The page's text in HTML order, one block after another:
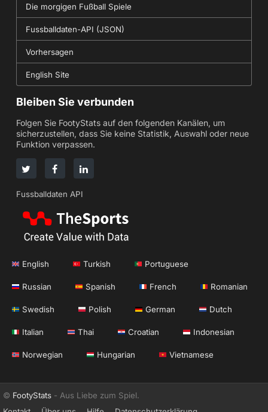
Die morgigen Fußball Spiele
Fussballdaten-API (JSON)
Vorhersagen
English Site
Bleiben Sie verbunden
Folgen Sie FootyStats auf den folgenden Kanälen, um
sicherzustellen, dass Sie keine Statistik, Auswahl oder neue
Funktion verpassen.
Fussballdaten API
English Turkish Portuguese
Russian Spanish French Romanian
Swedish Polish German Dutch
Italian Thai Croatian Indonesian
Norwegian Hungarian Vietnamese
© FootyStats - Aus Liebe zum Spiel.